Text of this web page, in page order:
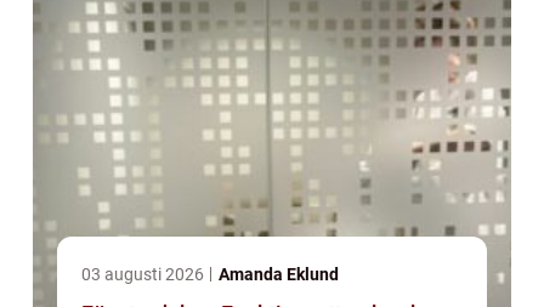
03 augusti 2026 Amanda Eklund